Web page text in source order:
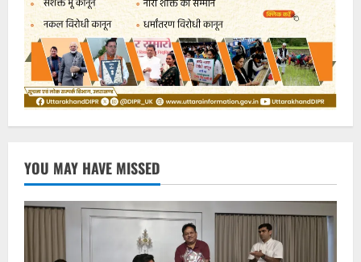
YOU MAY HAVE MISSED